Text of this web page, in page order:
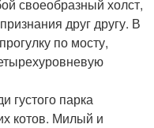
своеобразный холст,
друг другу. В
по мосту,
густого парка
котов. Милый и